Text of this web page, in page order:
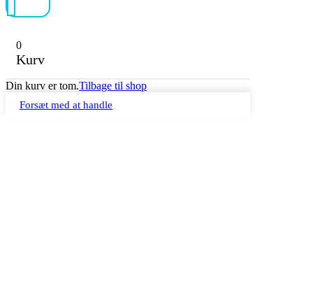
0
Kurv
Din kurv er tom.Tilbage til shop
Forsæt med at handle